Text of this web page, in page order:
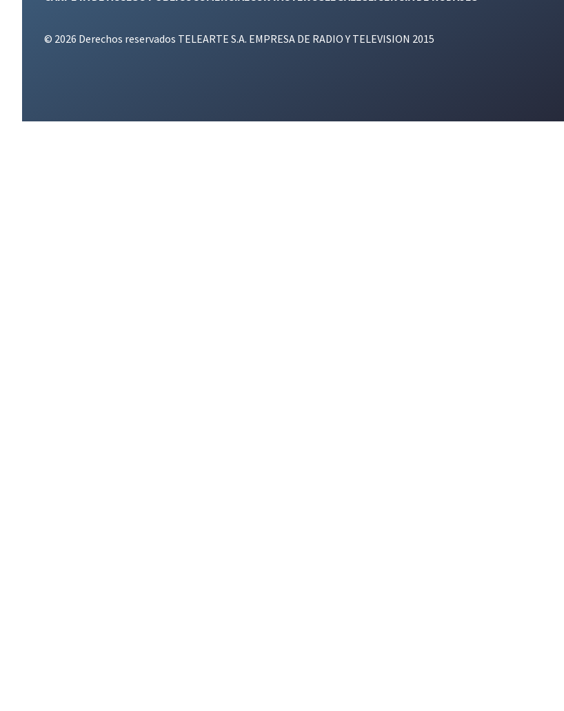
© 2026 Derechos reservados TELEARTE S.A. EMPRESA DE RADIO Y TELEVISION 2015